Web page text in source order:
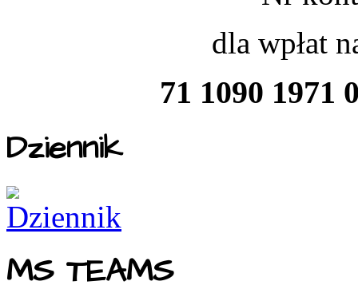
dla wpłat
71 1090 1971
Dziennik
MS TEAMS